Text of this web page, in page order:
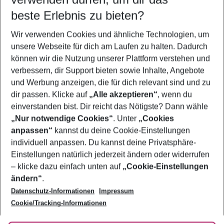
5-8 Nächte
2 Erwachsene Keine Kinder
Mehr Filter anzeigen
Footer
Footer navigation
Über uns
AGB
Bestpreisgarantie
Cookie-Einstellungen ändern
Cookie-Richtlinie
Agenturbetreuung
Barrierefreies Reisen
Folge uns
beste Erlebnis zu bieten?
Wir verwenden Cookies und ähnliche Technologien, um
unsere Webseite für dich am Laufen zu halten. Dadurch
können wir die Nutzung unserer Plattform verstehen und
verbessern, dir Support bieten sowie Inhalte, Angebote
und Werbung anzeigen, die für dich relevant sind und zu
dir passen. Klicke auf „Alle akzeptieren“, wenn du
einverstanden bist. Dir reicht das Nötigste? Dann wähle
„Nur notwendige Cookies“. Unter „Cookies
anpassen“ kannst du deine Cookie-Einstellungen
individuell anpassen. Du kannst deine Privatsphäre-
Einstellungen natürlich jederzeit ändern oder widerrufen
– klicke dazu einfach unten auf „Cookie-Einstellungen
ändern“.
Datenschutz-Informationen
Impressum
Cookie/Tracking-Informationen